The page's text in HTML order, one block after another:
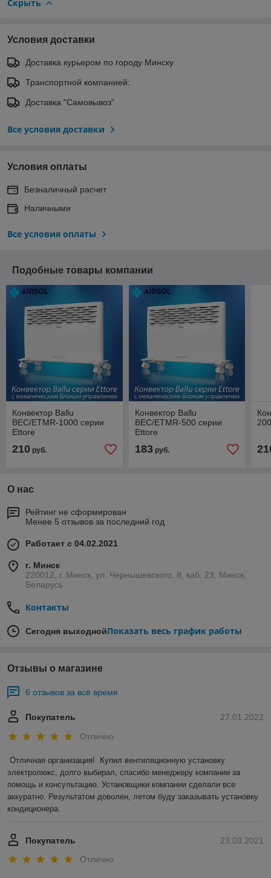
Скрыть
Условия доставки
Доставка курьером по городу Минску
Транспортной компанией:
Доставка "Самовывоз"
Все условия доставки
Условия оплаты
Безналичный расчет
Наличными
Все условия оплаты
Подобные товары компании
Конвектор Ballu
BEC/ETMR-1000 серии
Ettore
210 руб.
Конвектор Ballu
BEC/ETMR-500 серии
Ettore
183руб.
О нас
Рейтинг не сформирован
Менее 5 отзывов за последний год
Работает с 04.02.2021
г. Минск
220012, г. Минск, ул. Чернышевского, 8, каб. 23, Минск,
Беларусь
Контакты
Сегодня выходнойПоказать весь график работы
Отзывы о магазине
6 отзывов за всё время
27.01.2022
Покупатель
Отлично
Отличная организация!  Купил вентиляционную установку
электролюкс, долго выбирал, спасибо менеджеру компании за
помощь и консультацию. Установщики компании сделали все
аккуратно. Результатом доволен, летом буду заказывать установку
кондиционера.
23.03.2021
Покупатель
Отлично